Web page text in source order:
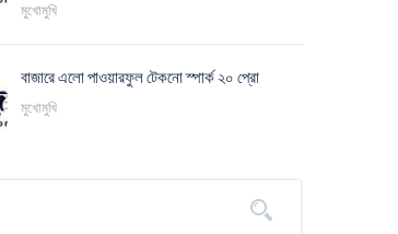
মুখোমুখি
বাজারে এলো পাওয়ারফুল টেকনো স্পার্ক ২০ প্রো
মুখোমুখি